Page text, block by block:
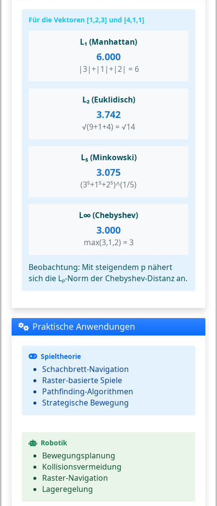
Für die Vektoren [1,2,3] und [4,1,1]
L₁ (Manhattan)
6.000
|3|+|1|+|2| = 6
L₂ (Euklidisch)
3.742
√(9+1+4) = √14
L₅ (Minkowski)
3.075
(3⁵+1⁵+2⁵)^(1/5)
L∞ (Chebyshev)
3.000
max(3,1,2) = 3
Beobachtung: Mit steigendem p nähert
sich die Lₚ-Norm der Chebyshev-Distanz an.
Praktische Anwendungen
Spieltheorie
Schachbrett-Navigation
Raster-basierte Spiele
Pathfinding-Algorithmen
Strategische Bewegung
Robotik
Bewegungsplanung
Kollisionsvermeidung
Raster-Navigation
Lageregelung